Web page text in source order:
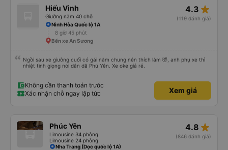
Hiếu Vinh
Giường nằm 40 chỗ
4.3 star_rate
(119 đánh giá)
Ninh Hòa Quốc lộ 1A
8 giờ 45 phút
Bến xe An Sương
Ngồi sau xe giường cuối có gái nằm chung nên thích lắm 🤣, anh phụ xe thì
nhiệt tình giọng nói dân dã Phú Yên. Xe oke giá rẻ.
Không cần thanh toán trước
Xác nhận chỗ ngay lập tức
Xem giá
Phúc Yên
Limousine 34 phòng
Limousine 24 phòng
4.8 star_rate
(846 đánh giá)
Nha Trang (Dọc quốc lộ 1A)